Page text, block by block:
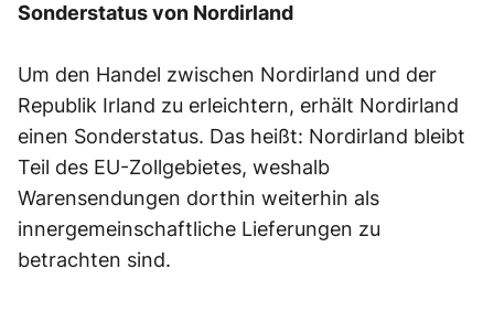
Sonderstatus von Nordirland
Um den Handel zwischen Nordirland und der
Republik Irland zu erleichtern, erhält Nordirland
einen Sonderstatus. Das heißt: Nordirland bleibt
Teil des EU-Zollgebietes, weshalb
Warensendungen dorthin weiterhin als
innergemeinschaftliche Lieferungen zu
betrachten sind.